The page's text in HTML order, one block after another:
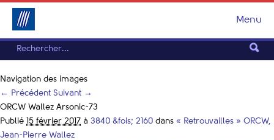
Menu
Navigation des images
← Précédent Suivant →
ORCW Wallez Arsonic-73
Publié 15 février 2017 à 3840 &fois; 2160 dans « Retrouvailles » ORCW,
Jean-Pierre Wallez